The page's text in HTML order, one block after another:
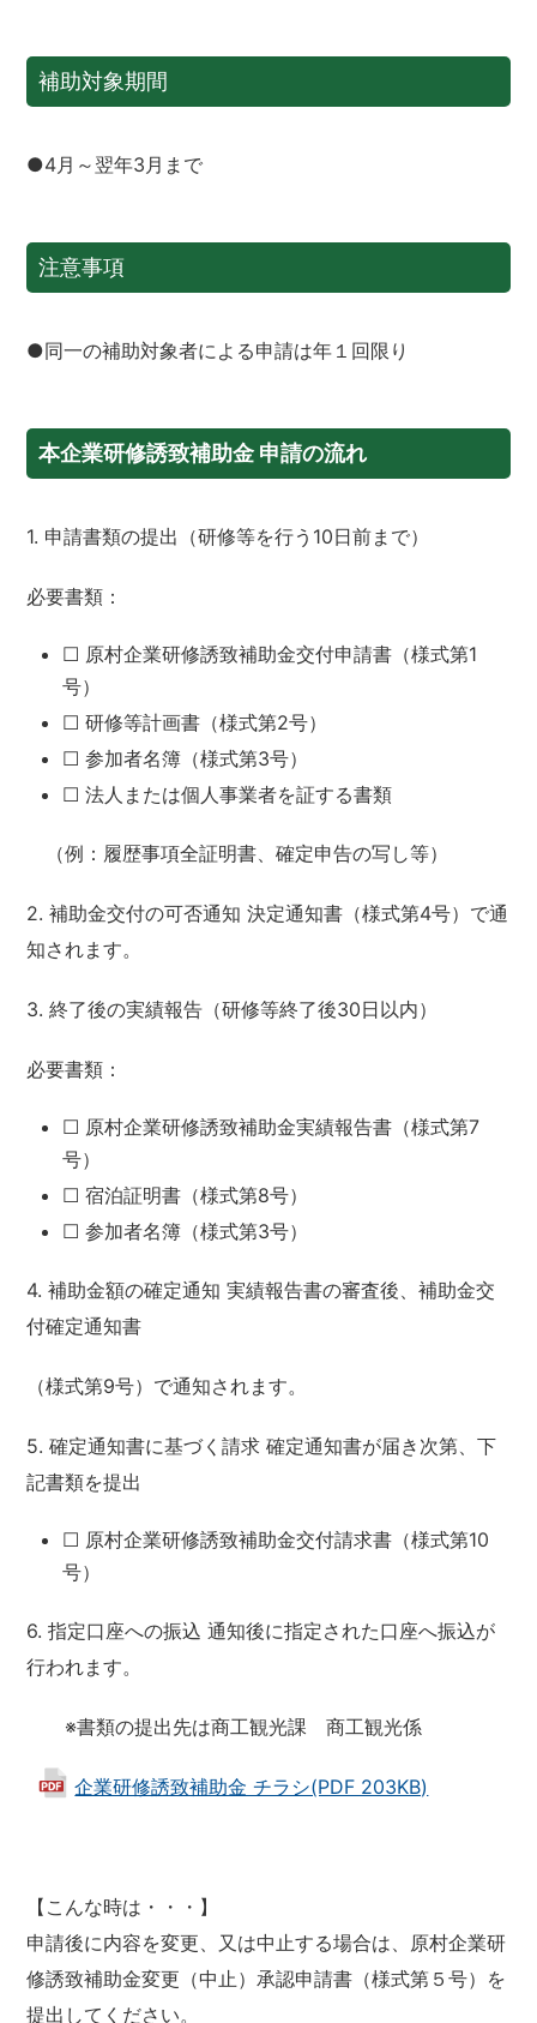
補助対象期間
●4月～翌年3月まで
注意事項
●同一の補助対象者による申請は年１回限り
本企業研修誘致補助金 申請の流れ
1. 申請書類の提出（研修等を行う10日前まで）
必要書類：
☐ 原村企業研修誘致補助金交付申請書（様式第1
号）
☐ 研修等計画書（様式第2号）
☐ 参加者名簿（様式第3号）
☐ 法人または個人事業者を証する書類
（例：履歴事項全証明書、確定申告の写し等）
2. 補助金交付の可否通知 決定通知書（様式第4号）で通
知されます。
3. 終了後の実績報告（研修等終了後30日以内）
必要書類：
☐ 原村企業研修誘致補助金実績報告書（様式第7
号）
☐ 宿泊証明書（様式第8号）
☐ 参加者名簿（様式第3号）
4. 補助金額の確定通知 実績報告書の審査後、補助金交
付確定通知書
（様式第9号）で通知されます。
5. 確定通知書に基づく請求 確定通知書が届き次第、下
記書類を提出
☐ 原村企業研修誘致補助金交付請求書（様式第10
号）
6. 指定口座への振込 通知後に指定された口座へ振込が
行われます。
※書類の提出先は商工観光課 商工観光係
企業研修誘致補助金 チラシ(PDF 203KB)
【こんな時は・・・】
申請後に内容を変更、又は中止する場合は、原村企業研
修誘致補助金変更（中止）承認申請書（様式第５号）を
提出してください。